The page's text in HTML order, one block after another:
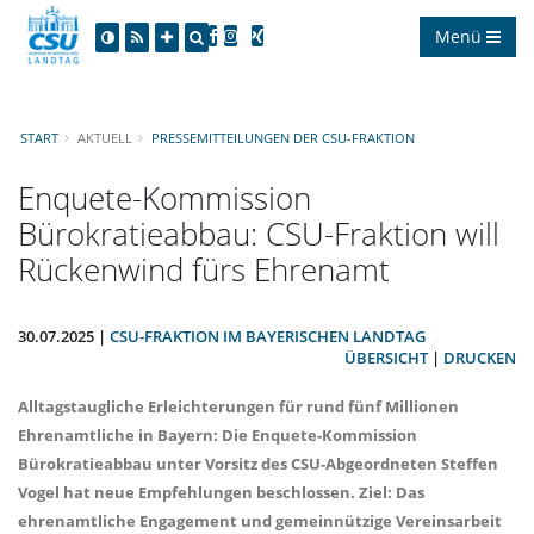
Menü
START AKTUELL PRESSEMITTEILUNGEN DER CSU-FRAKTION
Enquete-Kommission
Bürokratieabbau: CSU-Fraktion will
Rückenwind fürs Ehrenamt
30.07.2025 | CSU-FRAKTION IM BAYERISCHEN LANDTAG
ÜBERSICHT| DRUCKEN
Alltagstaugliche Erleichterungen für rund fünf Millionen
Ehrenamtliche in Bayern: Die Enquete-Kommission
Bürokratieabbau unter Vorsitz des CSU-Abgeordneten Steffen
Vogel hat neue Empfehlungen beschlossen. Ziel: Das
ehrenamtliche Engagement und gemeinnützige Vereinsarbeit